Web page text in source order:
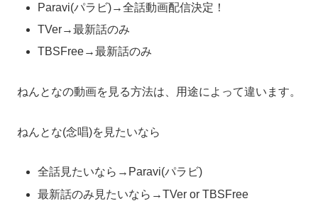
Paravi(パラビ)→全話動画配信決定！
TVer→最新話のみ
TBSFree→最新話のみ
ねんとなの動画を見る方法は、用途によって違います。
ねんとな(念唱)を見たいなら
全話見たいなら→Paravi(パラビ)
最新話のみ見たいなら→TVer or TBSFree